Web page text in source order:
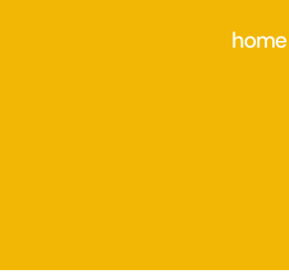
home